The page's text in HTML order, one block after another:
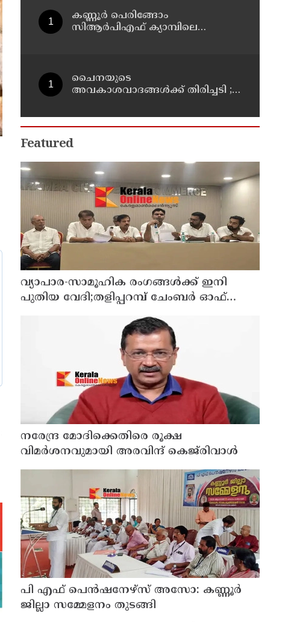
കണ്ണൂര്‍ പെരിങ്ങോം
സിആര്‍പിഎഫ് ക്യാമ്പിലെ
ചൈനയുടെ
അവകാശവാദങ്ങൾക്ക് തിരിച്ചടി ;
സ്ഥലങ്ങൾക്ക് ഔദ്യോഗിക
പേരുകൾ നൽകി ഇന്ത്യ
Featured
വ്യാപാര-സാമൂഹിക രംഗങ്ങൾക്ക് ഇനി
പുതിയ വേദി;തളിപ്പറമ്പ് ചേംബർ ഓഫ്
നരേന്ദ്ര മോദിക്കെതിരെ രൂക്ഷ
വിമർശനവുമായി അരവിന്ദ് കെജ്‌രിവാൾ
പി എഫ് പെൻഷനേഴ്സ് അസോ: കണ്ണൂർ
ജില്ലാ സമ്മേളനം തുടങ്ങി